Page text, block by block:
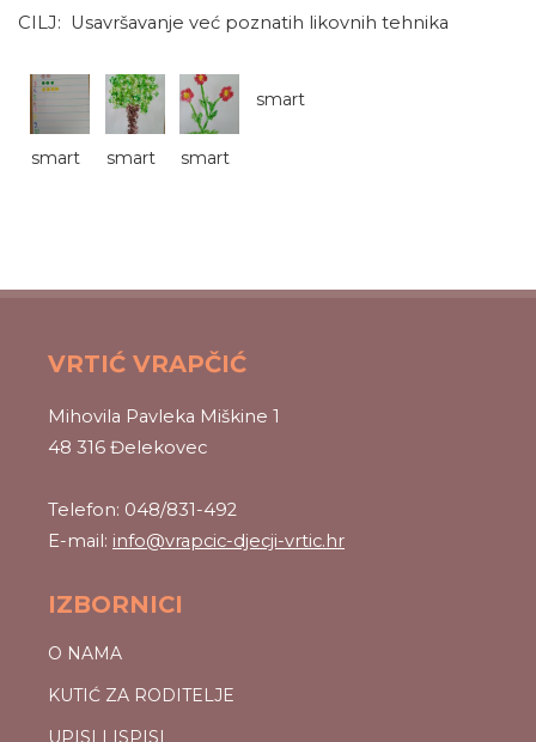
CILJ: Usavršavanje već poznatih likovnih tehnika
smart smart smart
smart
VRTIĆ VRAPČIĆ
Mihovila Pavleka Miškine 1
48 316 Đelekovec
Telefon: 048/831-492
E-mail: info@vrapcic-djecji-vrtic.hr
IZBORNICI
O NAMA
KUTIĆ ZA RODITELJE
UPISI I ISPISI